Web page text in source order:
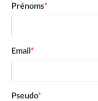
Prénoms*
Email*
Pseudo*